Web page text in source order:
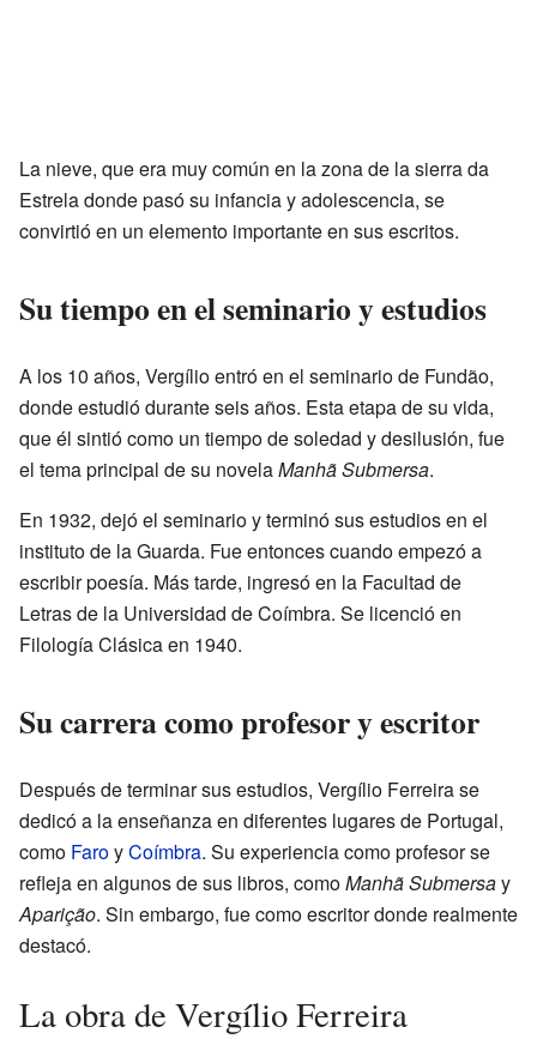
La nieve, que era muy común en la zona de la sierra da
Estrela donde pasó su infancia y adolescencia, se
convirtió en un elemento importante en sus escritos.
Su tiempo en el seminario y estudios
A los 10 años, Vergílio entró en el seminario de Fundão,
donde estudió durante seis años. Esta etapa de su vida,
que él sintió como un tiempo de soledad y desilusión, fue
el tema principal de su novelaManhã Submersa.
En 1932, dejó el seminario y terminó sus estudios en el
instituto de la Guarda. Fue entonces cuando empezó a
escribir poesía. Más tarde, ingresó en la Facultad de
Letras de la Universidad de Coímbra. Se licenció en
Filología Clásica en 1940.
Su carrera como profesor y escritor
Después de terminar sus estudios, Vergílio Ferreira se
dedicó a la enseñanza en diferentes lugares de Portugal,
como FaroyCoímbra. Su experiencia como profesor se
refleja en algunos de sus libros, comoManhã Submersay
Aparição. Sin embargo, fue como escritor donde realmente
destacó.
La obra de Vergílio Ferreira